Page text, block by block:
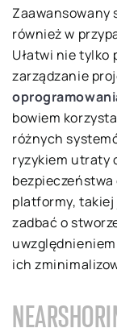
Zaawansowany
również w
Ułatwi nie tylko
zarządzanie
bowiem
różnych
ryzykiem utraty
platformy, takiej
zadbać o
ich